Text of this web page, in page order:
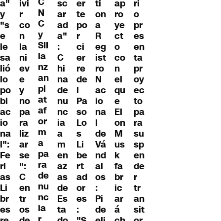
a"
y
"s
e
le
sa
lió
lo
po
bl
ac
io
na
l":
Fe
ri
as
Li
br
es
ivi
r
co
n
la
ni
ev
e
y
no
pa
ra
liz
ar
se
":
C
en
tr
os
N
C
y
SII
la
nz
an
pl
at
af
or
m
a
pa
ra
de
nu
nc
ia
sc
ar
ad
a"
:
C
hi
na
de
nu
nc
ia
a
m
en
az
as
de
Es
ta
er
te
po
r
ci
er
re
de
l
Pa
so
Lo
s
Li
be
rt
ad
or
es
:
ti
on
a
R
eg
ist
ro
N
ac
io
na
l
de
Vá
nd
al
os
:
Pi
de
ap
ro
ye
ct
o
co
n
el
qu
e
El
on
M
us
k
fa
br
ic
ar
á
ri
o
pr
es
en
ta
pr
oy
ec
to
pa
ra
su
sp
en
de
r
tr
an
sit